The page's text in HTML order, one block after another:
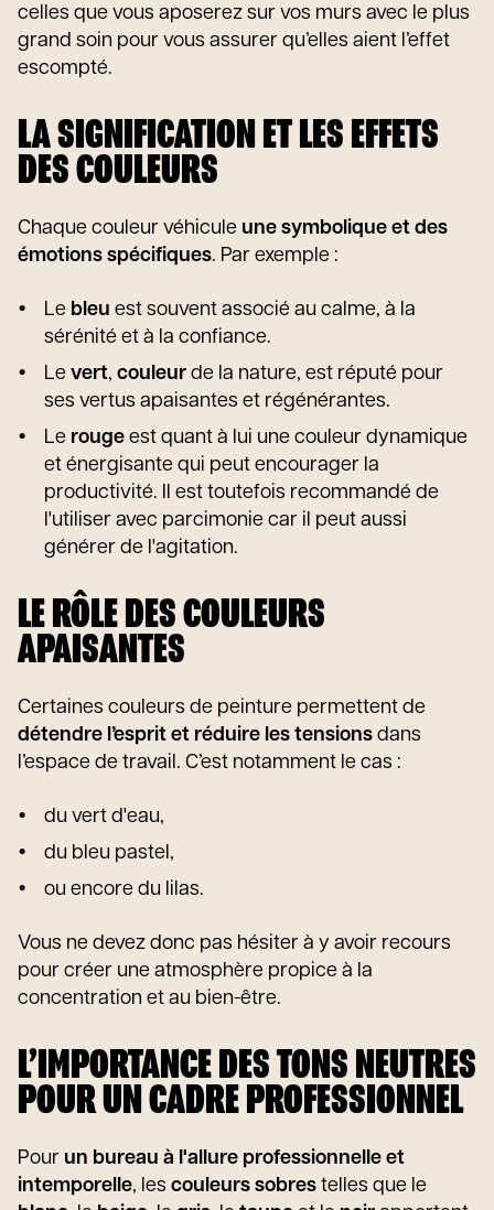
celles que vous aposerez sur vos murs avec le plus
grand soin pour vous assurer qu’elles aient l’effet
escompté.
LA SIGNIFICATION ET LES EFFETS
DES COULEURS
Chaque couleur véhicule une symbolique et des
émotions spécifiques. Par exemple :
Le bleu est souvent associé au calme, à la
sérénité et à la confiance.
Le vert, couleur de la nature, est réputé pour
ses vertus apaisantes et régénérantes.
Le rouge est quant à lui une couleur dynamique
et énergisante qui peut encourager la
productivité. Il est toutefois recommandé de
l'utiliser avec parcimonie car il peut aussi
générer de l'agitation.
LE RÔLE DES COULEURS
APAISANTES
Certaines couleurs de peinture permettent de
détendre l’esprit et réduire les tensions dans
l’espace de travail. C’est notamment le cas :
du vert d'eau,
du bleu pastel,
ou encore du lilas.
Vous ne devez donc pas hésiter à y avoir recours
pour créer une atmosphère propice à la
concentration et au bien-être.
L’IMPORTANCE DES TONS NEUTRES
POUR UN CADRE PROFESSIONNEL
Pour un bureau à l'allure professionnelle et
intemporelle, les couleurs sobres telles que le